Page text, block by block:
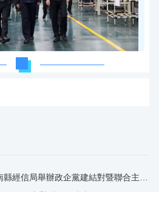
信局舉辦政企黨建結對暨聯合主題黨日活動